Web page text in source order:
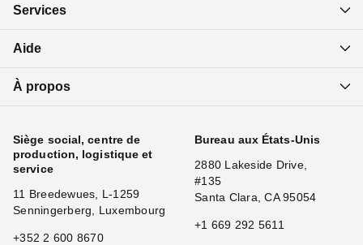
Services
Aide
À propos
Siège social, centre de
production, logistique et
service
11 Breedewues, L-1259
Senningerberg, Luxembourg
+352 2 600 8670
Bureau aux États-Unis
2880 Lakeside Drive,
#135
Santa Clara, CA 95054
+1 669 292 5611